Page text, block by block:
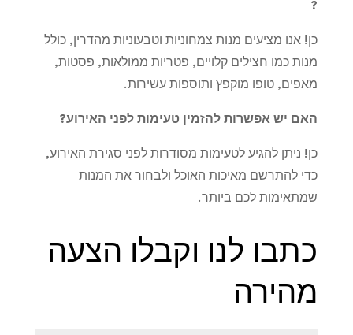
?
כן! אנו מציעים מנות צמחוניות וטבעוניות מהדרין, כולל
מנות כמו חצילים קלויים, פטריות ממולאות, פסטות,
מאפים, טופו מוקפץ ותוספות עשירות.
האם יש אפשרות להזמין טעימות לפני האירוע?
כן! ניתן להגיע לטעימות מסודרות לפני סגירת האירוע,
כדי להתרשם מאיכות האוכל ולבחור את המנות
שמתאימות לכם ביותר.
כתבו לנו וקבלו הצעה
מהירה